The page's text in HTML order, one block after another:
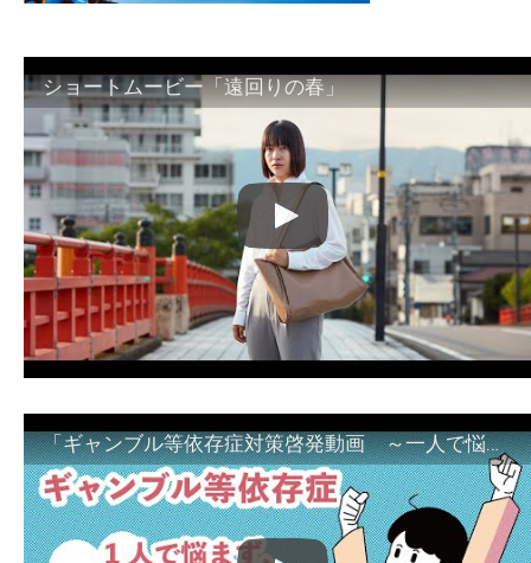
ショートムービー「遠回りの春」
「ギャンブル等依存症対策啓発動画 ～一人で悩まず、家族で悩まず、まず！相談機関へ～」